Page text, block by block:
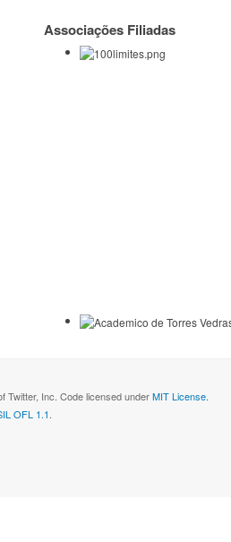
Associações Filiadas
Twitter, Inc. Code licensed underMIT License.
OFL 1.1